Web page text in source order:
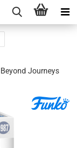
Jour­neys